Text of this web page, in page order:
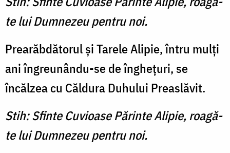
te lui Dumnezeu pentru noi.
Prearăbdătorul şi Tarele Alipie, întru mulţi
ani îngreunându-se de îngheţuri, se
încălzea cu Căldura Duhului Preaslăvit.
Stih: Sfinte Cuvioase Părinte Alipie, roagă-
te lui Dumnezeu pentru noi.